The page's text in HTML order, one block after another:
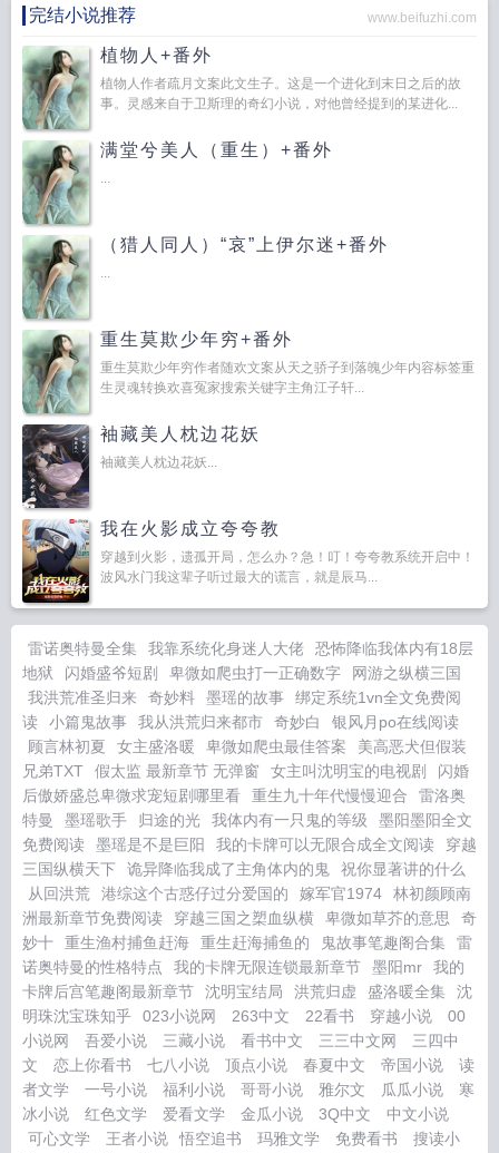
完结小说推荐 www.beifuzhi.com
植物人+番外
植物人作者疏月文案此文生子。这是一个进化到末日之后的故
事。灵感来自于卫斯理的奇幻小说，对他曾经提到的某进化...
满堂兮美人（重生）+番外
...
（猎人同人）“哀”上伊尔迷+番外
...
重生莫欺少年穷+番外
重生莫欺少年穷作者随欢文案从天之骄子到落魄少年内容标签重
生灵魂转换欢喜冤家搜索关键字主角江子轩...
袖藏美人枕边花妖
袖藏美人枕边花妖...
我在火影成立夸夸教
穿越到火影，遗孤开局，怎么办？急！叮！夸夸教系统开启中！
波风水门我这辈子听过最大的谎言，就是辰马...
雷诺奥特曼全集 我靠系统化身迷人大佬
恐怖降临我体内有18层
地狱
闪婚盛爷短剧 卑微如爬虫打一正确数字
网游之纵横三国
我洪荒准圣归来
奇妙料 墨瑶的故事
绑定系统1vn全文免费阅
读
小篇鬼故事 我从洪荒归来都市 奇妙白
银风月po在线阅读
顾言林初夏
女主盛洛暖 卑微如爬虫最佳答案
美高恶犬但假装
兄弟TXT
假太监 最新章节 无弹窗 女主叫沈明宝的电视剧
闪婚
后傲娇盛总卑微求宠短剧哪里看
重生九十年代慢慢迎合
雷洛奥
特曼
墨瑶歌手 归途的光 我体内有一只鬼的等级
墨阳墨阳全文
免费阅读
墨瑶是不是巨阳 我的卡牌可以无限合成全文阅读
穿越
三国纵横天下
诡异降临我成了主角体内的鬼
祝你显著讲的什么
从回洪荒
港综这个古惑仔过分爱国的 嫁军官1974
林初颜顾南
洲最新章节免费阅读
穿越三国之槊血纵横 卑微如草芥的意思
奇
妙十
重生渔村捕鱼赶海 重生赶海捕鱼的 鬼故事笔趣阁合集
雷
诺奥特曼的性格特点
我的卡牌无限连锁最新章节 墨阳mr
我的
卡牌后宫笔趣阁最新章节
沈明宝结局 洪荒归虚 盛洛暖全集
沈
明珠沈宝珠知乎
023小说网 263中文 22看书 穿越小说
00
小说网
吾爱小说 三藏小说 看书中文 三三中文网
三四中
文
恋上你看书 七八小说 顶点小说 春夏中文 帝国小说
读
者文学
一号小说 福利小说 哥哥小说 雅尔文 瓜瓜小说
寒
冰小说
红色文学 爱看文学 金瓜小说 3Q中文
中文小说
可心文学
王者小说 悟空追书 玛雅文学 免费看书
搜读小